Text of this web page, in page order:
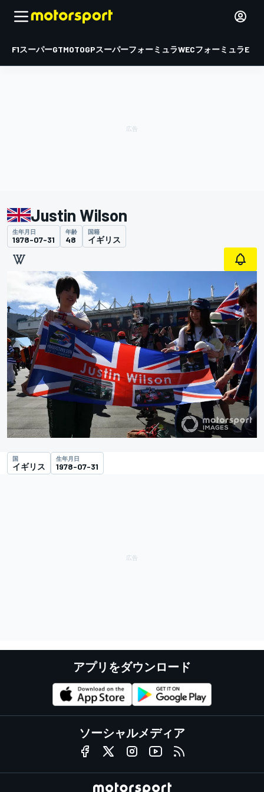
F1スーパーGTMOTOGPスーパーフォーミュラWECフォーミュラE
Justin Wilson
生年月日
1978-07-31
年齢
48
国籍
イギリス
国
イギリス
生年月日
1978-07-31
アプリをダウンロード
ソーシャルメディア